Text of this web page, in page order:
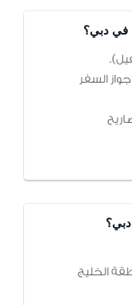
في دبي؟
السفر
الخليج